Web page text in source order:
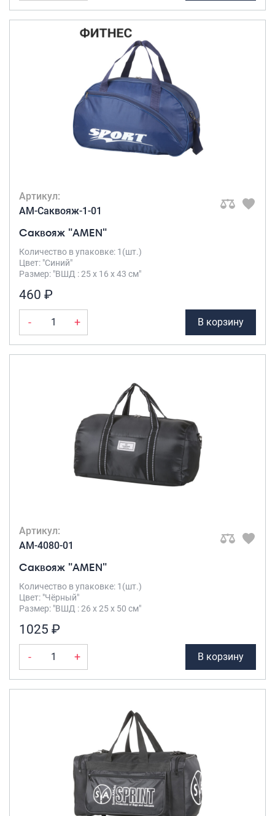
Артикул:
AM-Саквояж-1-01
Саквояж "AMEN"
Количество в упаковке: 1(шт.)
Цвет: "Синий"
Размер: "ВШД : 25 х 16 х 43 см"
460 ₽
- + В корзину
Артикул:
AM-4080-01
Саквояж "AMEN"
Количество в упаковке: 1(шт.)
Цвет: "Чёрный"
Размер: "ВШД : 26 х 25 х 50 см"
1025 ₽
- + В корзину